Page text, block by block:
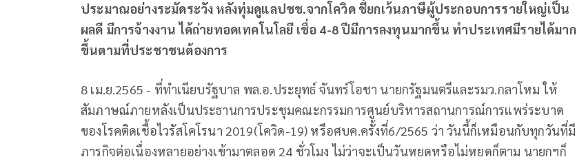
ประมาณอย่างระมัดระวัง หลังทุ่มดูแลปชช.จากโควิด ชี้ยกเว้นภาษีผู้ประกอบการรายใหญ่เป็น
ผลดี มีการจ้างงาน ได้ถ่ายทอดเทคโนโลยี เชื่อ 4-8 ปีมีการลงทุนมากขึ้น ทำประเทศมีรายได้มาก
ขึ้นตามที่ประชาชนต้องการ
8 เม.ย.2565 - ที่ทำเนียบรัฐบาล พล.อ.ประยุทธ์ จันทร์โอชา นายกรัฐมนตรีและรมว.กลาโหม ให้
สัมภาษณ์ภายหลังเป็นประธานการประชุมคณะกรรมการศูนย์บริหารสถานการณ์การแพร่ระบาด
ของโรคติดเชื้อไวรัสโคโรนา 2019(โควิด-19) หรือศบค.ครั้งที่6/2565 ว่า วันนี้ก็เหมือนกับทุกวันที่มี
ภารกิจต่อเนื่องหลายอย่างเข้ามาตลอด 24 ชั่วโมง ไม่ว่าจะเป็นวันหยุดหรือไม่หยุดก็ตาม นายกฯก็